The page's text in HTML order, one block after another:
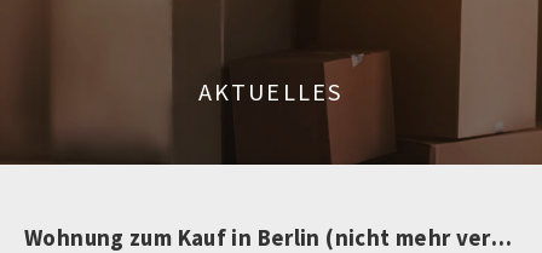
AKTUELLES
Wohnung zum Kauf in Berlin (nicht mehr verfügbar)